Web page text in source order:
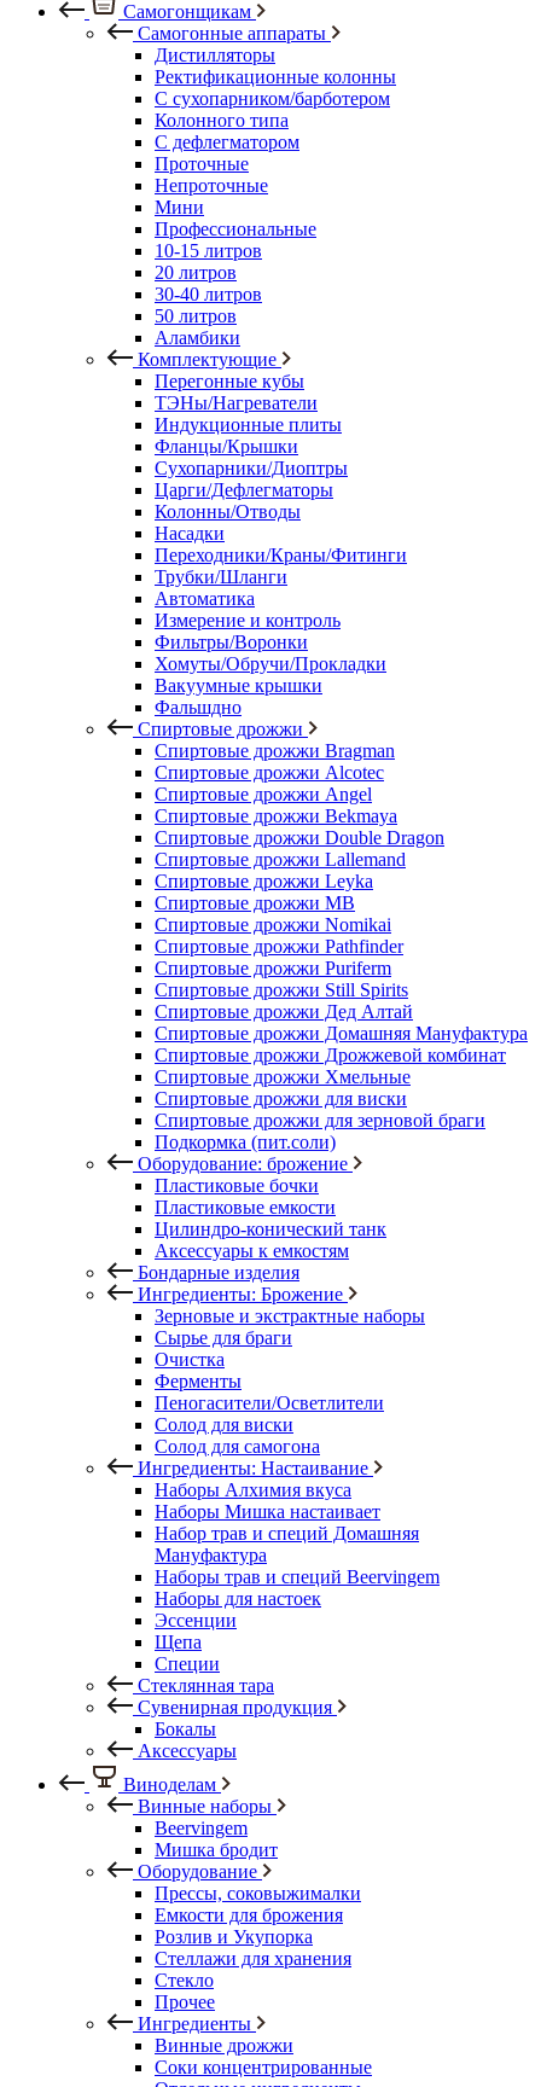
Самогонщикам
Самогонные аппараты
Дистилляторы
Ректификационные колонны
С сухопарником/барботером
Колонного типа
С дефлегматором
Проточные
Непроточные
Мини
Профессиональные
10-15 литров
20 литров
30-40 литров
50 литров
Аламбики
Комплектующие
Перегонные кубы
ТЭНы/Нагреватели
Индукционные плиты
Фланцы/Крышки
Сухопарники/Диоптры
Царги/Дефлегматоры
Колонны/Отводы
Насадки
Переходники/Краны/Фитинги
Трубки/Шланги
Автоматика
Измерение и контроль
Фильтры/Воронки
Хомуты/Обручи/Прокладки
Вакуумные крышки
Фальшдно
Спиртовые дрожжи
Спиртовые дрожжи Bragman
Спиртовые дрожжи Alcotec
Спиртовые дрожжи Angel
Спиртовые дрожжи Bekmaya
Спиртовые дрожжи Double Dragon
Спиртовые дрожжи Lallemand
Спиртовые дрожжи Leyka
Спиртовые дрожжи MB
Спиртовые дрожжи Nomikai
Спиртовые дрожжи Pathfinder
Спиртовые дрожжи Puriferm
Спиртовые дрожжи Still Spirits
Спиртовые дрожжи Дед Алтай
Спиртовые дрожжи Домашняя Мануфактура
Спиртовые дрожжи Дрожжевой комбинат
Спиртовые дрожжи Хмельные
Спиртовые дрожжи для виски
Спиртовые дрожжи для зерновой браги
Подкормка (пит.соли)
Оборудование: брожение
Пластиковые бочки
Пластиковые емкости
Цилиндро-конический танк
Аксессуары к емкостям
Бондарные изделия
Ингредиенты: Брожение
Зерновые и экстрактные наборы
Сырье для браги
Очистка
Ферменты
Пеногасители/Осветлители
Солод для виски
Солод для самогона
Ингредиенты: Настаивание
Наборы Алхимия вкуса
Наборы Мишка настаивает
Набор трав и специй Домашняя
Мануфактура
Наборы трав и специй Beervingem
Наборы для настоек
Эссенции
Щепа
Специи
Стеклянная тара
Сувенирная продукция
Бокалы
Аксессуары
Виноделам
Винные наборы
Beervingem
Мишка бродит
Оборудование
Прессы, соковыжималки
Емкости для брожения
Розлив и Укупорка
Стеллажи для хранения
Стекло
Прочее
Ингредиенты
Винные дрожжи
Соки концентрированные